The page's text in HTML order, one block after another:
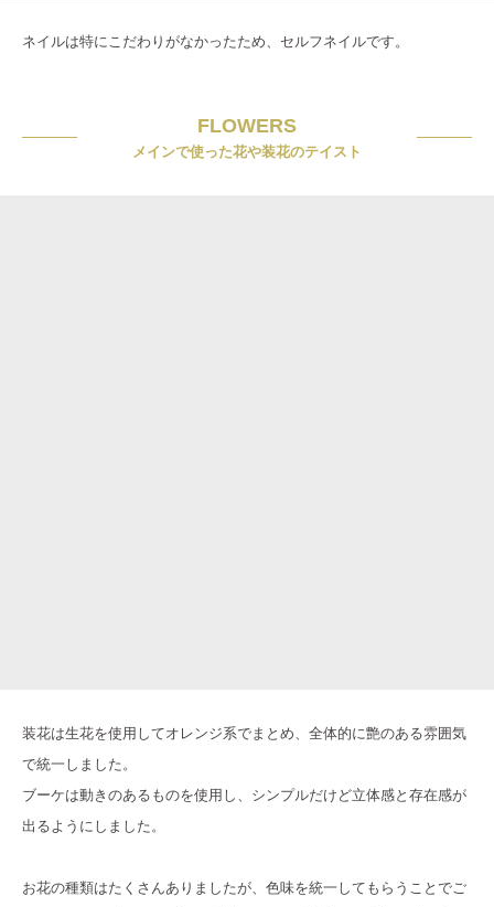
ネイルは特にこだわりがなかったため、セルフネイルです。
FLOWERS
メインで使った花や装花のテイスト
装花は生花を使用してオレンジ系でまとめ、全体的に艶のある雰囲気
で統一しました。
ブーケは動きのあるものを使用し、シンプルだけど立体感と存在感が
出るようにしました。
お花の種類はたくさんありましたが、色味を統一してもらうことでご